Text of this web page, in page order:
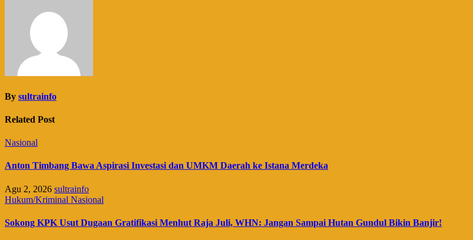
By sultrainfo
Related Post
Nasional
Anton Timbang Bawa Aspirasi Investasi dan UMKM Daerah ke Istana Merdeka
Agu 2, 2026 sultrainfo
Hukum/Kriminal Nasional
Sokong KPK Usut Dugaan Gratifikasi Menhut Raja Juli, WHN: Jangan Sampai Hutan Gundul Bikin Banjir!